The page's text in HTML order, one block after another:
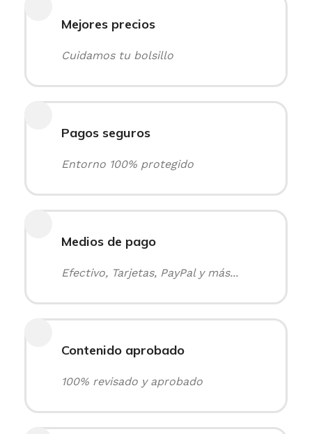
Mejores precios
Cuidamos tu bolsillo
Pagos seguros
Entorno 100% protegido
Medios de pago
Efectivo, Tarjetas, PayPal y más...
Contenido aprobado
100% revisado y aprobado